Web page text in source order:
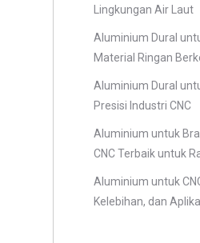
Lingkungan Air Laut
Aluminium Dural
Material Ringan
Aluminium Dural
Presisi Industri CNC
Aluminium untuk
CNC Terbaik untuk
Aluminium untuk
Kelebihan, dan